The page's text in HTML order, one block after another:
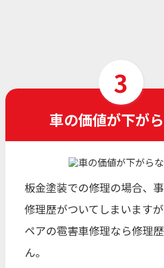
車の価値が下が
板金塗装での修理の場合、
修理歴がついてしまいます
ペアの雹害車修理なら修理
ん。